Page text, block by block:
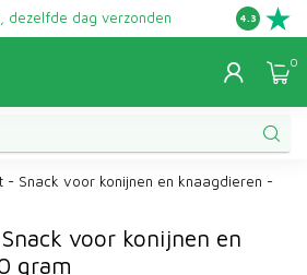
dezelfde dag verzonden Gratis
4.3
0
- Snack voor konijnen en knaagdieren -
voor konijnen en
gram